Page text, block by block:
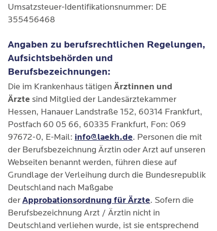
Umsatzsteuer-Identifikationsnummer: DE
355456468
Angaben zu berufsrechtlichen Regelungen,
Aufsichtsbehörden und
Berufsbezeichnungen:
Die im Krankenhaus tätigen Ärztinnen und
Ärzte sind Mitglied der Landesärztekammer
Hessen, Hanauer Landstraße 152, 60314 Frankfurt,
Postfach 60 05 66, 60335 Frankfurt, Fon: 069
97672-0, E-Mail: info@laekh.de. Personen die mit
der Berufsbezeichnung Ärztin oder Arzt auf unseren
Webseiten benannt werden, führen diese auf
Grundlage der Verleihung durch die Bundesrepublik
Deutschland nach Maßgabe
derApprobationsordnung für Ärzte. Sofern die
Berufsbezeichnung Arzt / Ärztin nicht in
Deutschland verliehen wurde, ist sie entsprechend